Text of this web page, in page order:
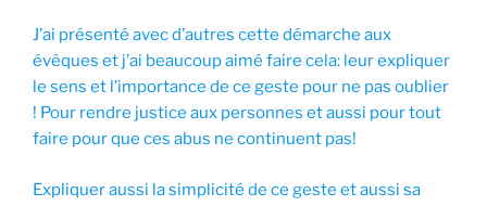
J’ai présenté avec d’autres cette démarche aux
évêques et j’ai beaucoup aimé faire cela: leur expliquer
le sens et l’importance de ce geste pour ne pas oublier
! Pour rendre justice aux personnes et aussi pour tout
faire pour que ces abus ne continuent pas!
Expliquer aussi la simplicité de ce geste et aussi sa